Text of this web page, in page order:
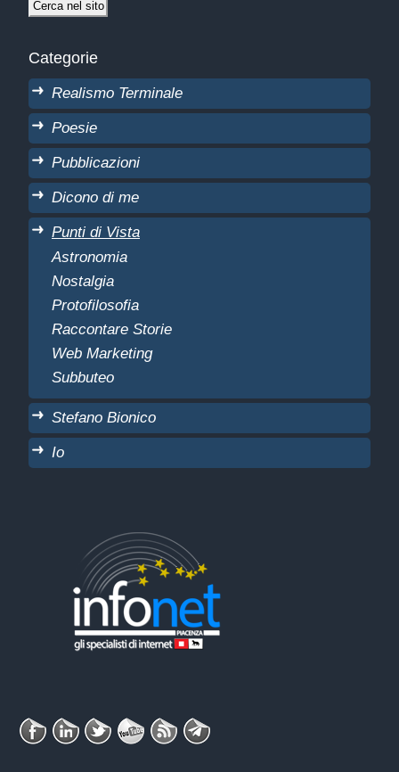
Categorie
Realismo Terminale
Poesie
Pubblicazioni
Dicono di me
Punti di Vista
Astronomia
Nostalgia
Protofilosofia
Raccontare Storie
Web Marketing
Subbuteo
Stefano Bionico
Io